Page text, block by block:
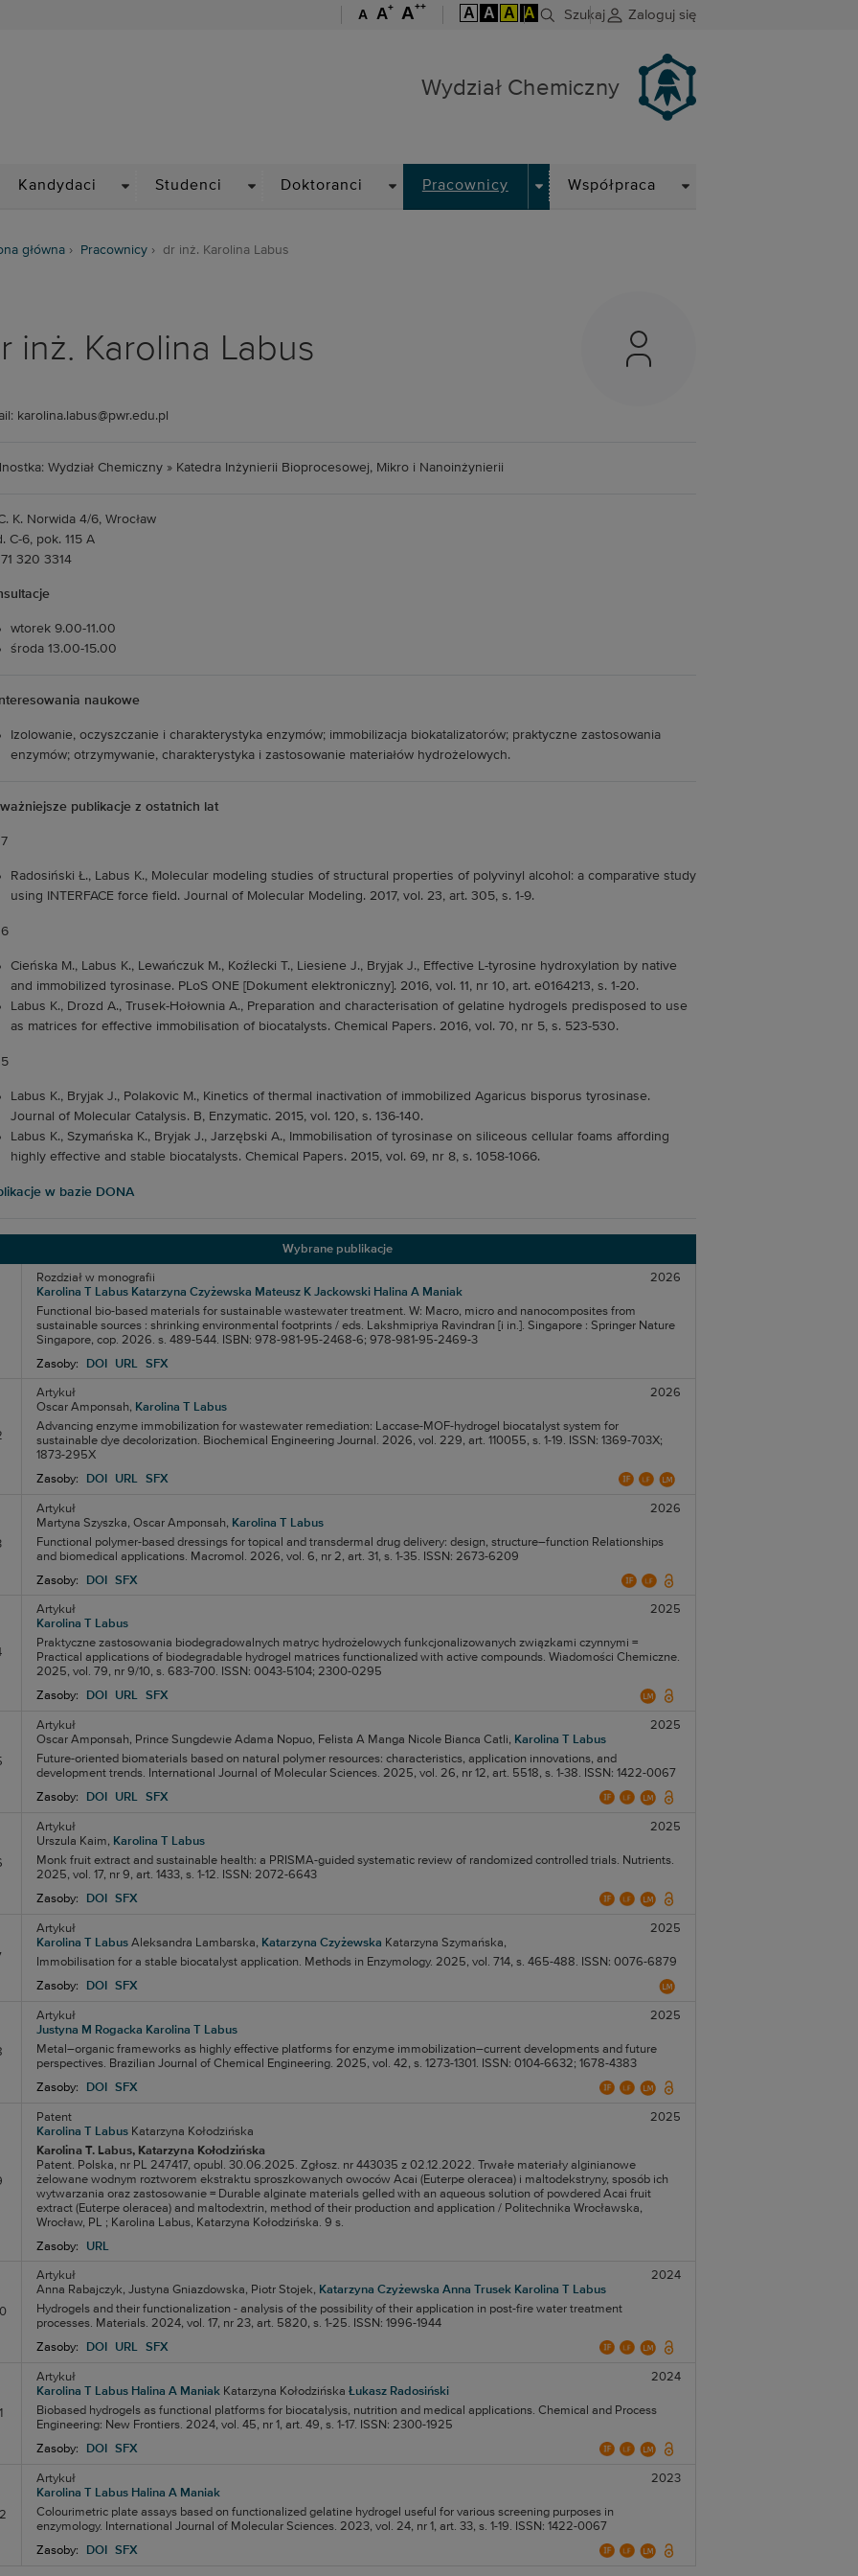
A A+ A++ A A A A Szukaj Zaloguj się
Wydział Chemiczny
Kandydaci Studenci Doktoranci Pracownicy
DROPDOWN
Współpraca
główna Pracownicy dr inż. Karolina Labus
inż. Karolina Labus
karolina.labus@pwr.edu.pl
Wydział Chemiczny » Katedra Inżynierii Bioprocesowej, Mikro i Nanoinżynierii
K. Norwida 4/6, Wrocław
C-6, pok. 115 A
320 3314
wtorek 9.00-11.00
środa 13.00-15.00
naukowe
Izolowanie, oczyszczanie i charakterystyka enzymów; immobilizacja biokatalizatorów; praktyczne zastosowania
enzymów; otrzymywanie, charakterystyka i zastosowanie materiałów hydrożelowych.
publikacje z ostatnich lat
Radosiński Ł., Labus K., Molecular modeling studies of structural properties of polyvinyl alcohol: a comparative study
using INTERFACE force field. Journal of Molecular Modeling. 2017, vol. 23, art. 305, s. 1-9.
Cieńska M., Labus K., Lewańczuk M., Koźlecki T., Liesiene J., Bryjak J., Effective L-tyrosine hydroxylation by native
and immobilized tyrosinase. PLoS ONE [Dokument elektroniczny]. 2016, vol. 11, nr 10, art. e0164213, s. 1-20.
Labus K., Drozd A., Trusek-Hołownia A., Preparation and characterisation of gelatine hydrogels predisposed to use
as matrices for effective immobilisation of biocatalysts. Chemical Papers. 2016, vol. 70, nr 5, s. 523-530.
Labus K., Bryjak J., Polakovic M., Kinetics of thermal inactivation of immobilized Agaricus bisporus tyrosinase.
Journal of Molecular Catalysis. B, Enzymatic. 2015, vol. 120, s. 136-140.
Labus K., Szymańska K., Bryjak J., Jarzębski A., Immobilisation of tyrosinase on siliceous cellular foams affording
highly effective and stable biocatalysts. Chemical Papers. 2015, vol. 69, nr 8, s. 1058-1066.
w bazie DONA
Wybrane publikacje
Rozdział w monografii
2026
Karolina T Labus Katarzyna Czyżewska Mateusz K Jackowski Halina A Maniak
Functional bio-based materials for sustainable wastewater treatment. W: Macro, micro and nanocomposites from
sustainable sources : shrinking environmental footprints / eds. Lakshmipriya Ravindran [i in.]. Singapore : Springer Nature
Singapore, cop. 2026. s. 489-544. ISBN: 978-981-95-2468-6; 978-981-95-2469-3
Zasoby:
DOI URL SFX
Artykuł
2026
Oscar Amponsah, Karolina T Labus
Advancing enzyme immobilization for wastewater remediation: Laccase-MOF-hydrogel biocatalyst system for
sustainable dye decolorization. Biochemical Engineering Journal. 2026, vol. 229, art. 110055, s. 1-19. ISSN: 1369-703X;
1873-295X
Zasoby:
DOI URL SFX
Artykuł
2026
Martyna Szyszka, Oscar Amponsah, Karolina T Labus
Functional polymer-based dressings for topical and transdermal drug delivery: design, structure–function Relationships
and biomedical applications. Macromol. 2026, vol. 6, nr 2, art. 31, s. 1-35. ISSN: 2673-6209
Zasoby:
DOI SFX
Artykuł
2025
Karolina T Labus
Praktyczne zastosowania biodegradowalnych matryc hydrożelowych funkcjonalizowanych związkami czynnymi =
Practical applications of biodegradable hydrogel matrices functionalized with active compounds. Wiadomości Chemiczne.
2025, vol. 79, nr 9/10, s. 683-700. ISSN: 0043-5104; 2300-0295
Zasoby:
DOI URL SFX
Artykuł
2025
Oscar Amponsah, Prince Sungdewie Adama Nopuo, Felista A Manga Nicole Bianca Catli, Karolina T Labus
Future-oriented biomaterials based on natural polymer resources: characteristics, application innovations, and
development trends. International Journal of Molecular Sciences. 2025, vol. 26, nr 12, art. 5518, s. 1-38. ISSN: 1422-0067
Zasoby:
DOI URL SFX
Artykuł
2025
Urszula Kaim, Karolina T Labus
Monk fruit extract and sustainable health: a PRISMA-guided systematic review of randomized controlled trials. Nutrients.
2025, vol. 17, nr 9, art. 1433, s. 1-12. ISSN: 2072-6643
Zasoby:
DOI SFX
Artykuł
2025
Karolina T Labus Aleksandra Lambarska, Katarzyna Czyżewska Katarzyna Szymańska,
Immobilisation for a stable biocatalyst application. Methods in Enzymology. 2025, vol. 714, s. 465-488. ISSN: 0076-6879
Zasoby:
DOI SFX
Artykuł
2025
Justyna M Rogacka Karolina T Labus
Metal–organic frameworks as highly effective platforms for enzyme immobilization–current developments and future
perspectives. Brazilian Journal of Chemical Engineering. 2025, vol. 42, s. 1273-1301. ISSN: 0104-6632; 1678-4383
Zasoby:
DOI SFX
Patent
2025
Karolina T Labus Katarzyna Kołodzińska
Karolina T. Labus, Katarzyna Kołodzińska
Patent. Polska, nr PL 247417, opubl. 30.06.2025. Zgłosz. nr 443035 z 02.12.2022. Trwałe materiały alginianowe
żelowane wodnym roztworem ekstraktu sproszkowanych owoców Acai (Euterpe oleracea) i maltodekstryny, sposób ich
wytwarzania oraz zastosowanie = Durable alginate materials gelled with an aqueous solution of powdered Acai fruit
extract (Euterpe oleracea) and maltodextrin, method of their production and application / Politechnika Wrocławska,
Wrocław, PL ; Karolina Labus, Katarzyna Kołodzińska. 9 s.
Zasoby:
URL
Artykuł
2024
Anna Rabajczyk, Justyna Gniazdowska, Piotr Stojek, Katarzyna Czyżewska Anna Trusek Karolina T Labus
Hydrogels and their functionalization - analysis of the possibility of their application in post-fire water treatment
processes. Materials. 2024, vol. 17, nr 23, art. 5820, s. 1-25. ISSN: 1996-1944
Zasoby:
DOI URL SFX
Artykuł
2024
Karolina T Labus Halina A Maniak Katarzyna Kołodzińska Łukasz Radosiński
Biobased hydrogels as functional platforms for biocatalysis, nutrition and medical applications. Chemical and Process
Engineering: New Frontiers. 2024, vol. 45, nr 1, art. 49, s. 1-17. ISSN: 2300-1925
Zasoby:
DOI SFX
Artykuł
2023
Karolina T Labus Halina A Maniak
Colourimetric plate assays based on functionalized gelatine hydrogel useful for various screening purposes in
enzymology. International Journal of Molecular Sciences. 2023, vol. 24, nr 1, art. 33, s. 1-19. ISSN: 1422-0067
Zasoby:
DOI SFX